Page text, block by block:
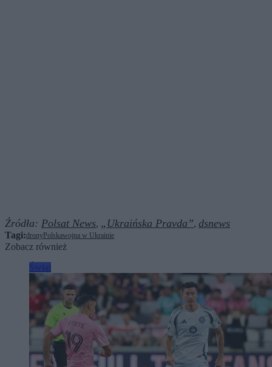
Źródła: Polsat News, „Ukraińska Pravda”, dsnews
Tagi:drony Polskawojna w Ukrainie
Zobacz również